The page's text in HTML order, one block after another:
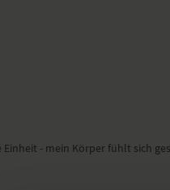
Einheit - mein Körper fühlt sich